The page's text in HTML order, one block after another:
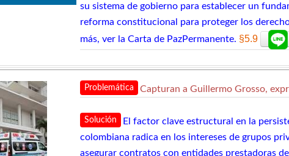
su sistema de gobierno para establecer un
reforma constitucional para proteger los
más, ver la Carta de PazPermanente. §5.9
Problemática Capturan a Guillermo Grosso,
Solución
El factor clave estructural en la
colombiana radica en los intereses de grupos
asegurar contratos con entidades prestadoras